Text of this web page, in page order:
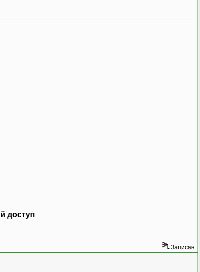
доступ
Записан